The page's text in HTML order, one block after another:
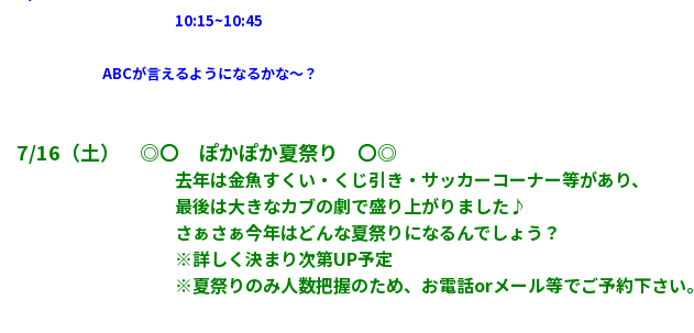
10:15~10:45
ABCが言えるようになるかな～？
7/16（土） ◎〇 ぽかぽか夏祭り 〇◎
去年は金魚すくい・くじ引き・サッカーコーナー等があり、
最後は大きなカブの劇で盛り上がりました♪
さぁさぁ今年はどんな夏祭りになるんでしょう？
※詳しく決まり次第UP予定
※夏祭りのみ人数把握のため、お電話orメール等でご予約下さい。